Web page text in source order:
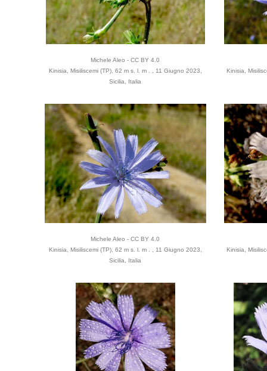
Michele Aleo - CC BY 4.0
Kinisia, Misiliscemi (TP), 62 m s. l. m . , 11 Giugno 2023,
Sicilia, Italia
Kinisia,
Michele Aleo - CC BY 4.0
Kinisia, Misiliscemi (TP), 62 m s. l. m . , 11 Giugno 2023,
Sicilia, Italia
Kinisia,